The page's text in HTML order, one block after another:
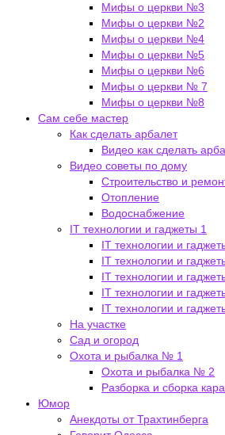
Мифы о церкви №3
Мифы о церкви №2
Мифы о церкви №4
Мифы о церкви №5
Мифы о церкви №6
Мифы о церкви № 7
Мифы о церкви №8
Сам себе мастер
Как сделать арбалет
Видео как сделать
Видео советы по дому
Строительство и
Отопление
Водоснабжение
IT технологии и гаджеты 1
IT технологии и
IT технологии и
IT технологии и
IT технологии и
IT технологии и
На участке
Сад и огород
Охота и рыбалка № 1
Охота и рыбалка № 2
Разборка и сборка
Юмор
Анекдоты от Трахтинберга